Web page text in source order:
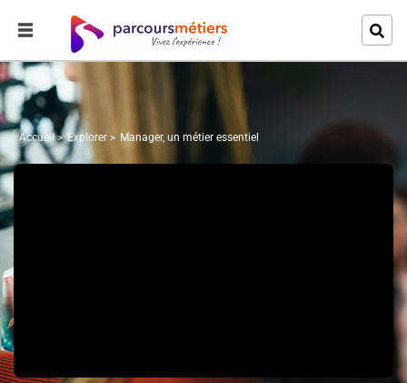
Accueil Explorer Manager, un métier essentiel